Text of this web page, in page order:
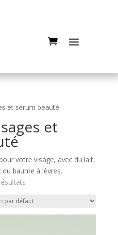
et sérum beauté
et
votre visage, avec du lait,
baume à lèvres.